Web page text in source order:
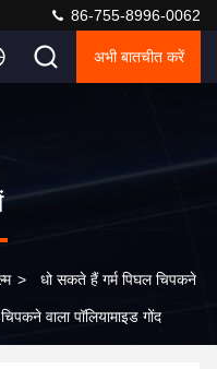
86-755-8996-0062
अभी बातचीत करें
> धो सकते हैं गर्म पिघल चिपकने
वाला पॉलियामाइड गोंद